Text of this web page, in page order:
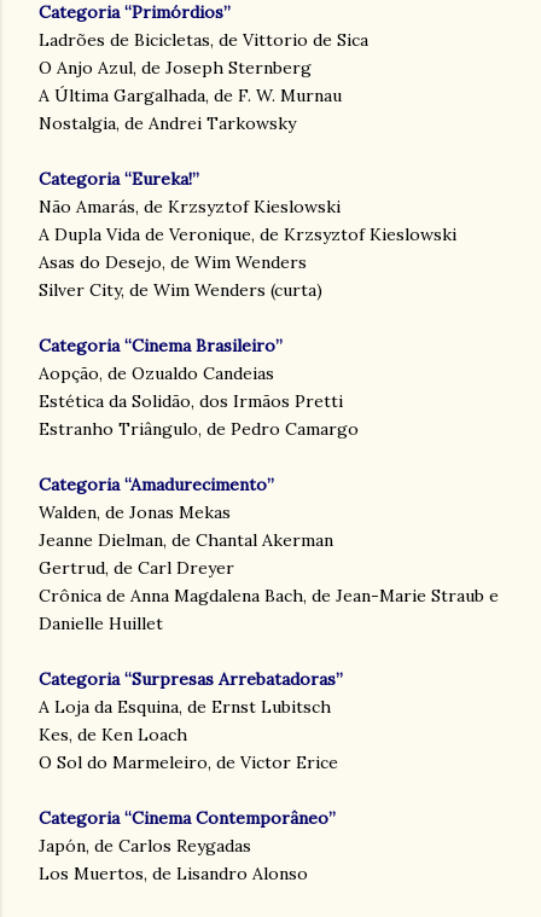
Categoria “Primórdios”
Ladrões de Bicicletas, de Vittorio de Sica
O Anjo Azul, de Joseph Sternberg
A Última Gargalhada, de F. W. Murnau
Nostalgia, de Andrei Tarkowsky
Categoria “Eureka!”
Não Amarás, de Krzsyztof Kieslowski
A Dupla Vida de Veronique, de Krzsyztof Kieslowski
Asas do Desejo, de Wim Wenders
Silver City, de Wim Wenders (curta)
Categoria “Cinema Brasileiro”
Aopção, de Ozualdo Candeias
Estética da Solidão, dos Irmãos Pretti
Estranho Triângulo, de Pedro Camargo
Categoria “Amadurecimento”
Walden, de Jonas Mekas
Jeanne Dielman, de Chantal Akerman
Gertrud, de Carl Dreyer
Crônica de Anna Magdalena Bach, de Jean-Marie Straub e
Danielle Huillet
Categoria “Surpresas Arrebatadoras”
A Loja da Esquina, de Ernst Lubitsch
Kes, de Ken Loach
O Sol do Marmeleiro, de Victor Erice
Categoria “Cinema Contemporâneo”
Japón, de Carlos Reygadas
Los Muertos, de Lisandro Alonso